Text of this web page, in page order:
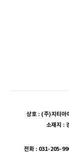
상호 : (주)지티아
소재지 :
전화 : 031-205-